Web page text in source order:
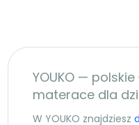
YOUKO —
materace dla
W YOUKO znajdziesz